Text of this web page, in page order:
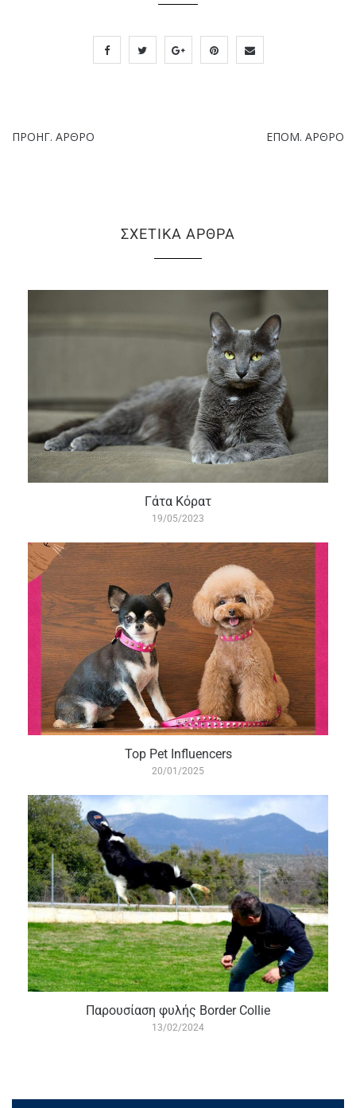
ΠΡΟΗΓ. ΆΡΘΡΟ ΕΠΌΜ. ΆΡΘΡΟ
ΣΧΕΤΙΚΆ ΆΡΘΡΑ
Γάτα Κόρατ
19/05/2023
Top Pet Influencers
20/01/2025
Παρουσίαση φυλής Border Collie
13/02/2024